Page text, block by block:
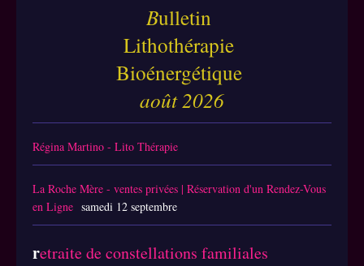
Bulletin
Lithothérapie
Bioénergétique
août 2026
Régina Martino - Lito Thérapie
La Roche Mère - ventes privées | Réservation d'un Rendez-Vous
en Ligne samedi 12 septembre
retraite de constellations familiales